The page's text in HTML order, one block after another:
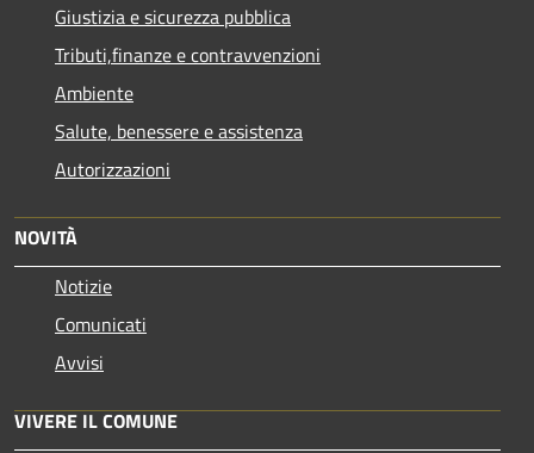
Giustizia e sicurezza pubblica
Tributi,finanze e contravvenzioni
Ambiente
Salute, benessere e assistenza
Autorizzazioni
NOVITÀ
Notizie
Comunicati
Avvisi
VIVERE IL COMUNE